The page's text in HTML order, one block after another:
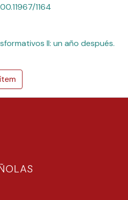
1164
II: un año después.